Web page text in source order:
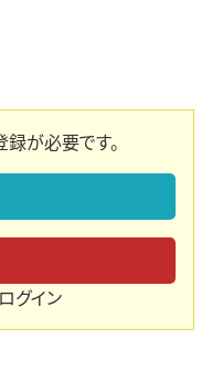
が必要です。
グイン